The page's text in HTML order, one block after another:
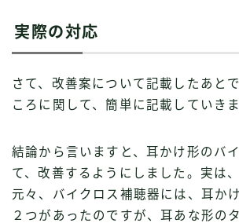
実際の対応
さて、改善案について記載したあと
ころに関して、簡単に記載していきま
結論から言いますと、耳かけ形のバ
て、改善するようにしました。実は
元々、バイクロス補聴器には、耳か
２つがあったのですが、耳あな形の